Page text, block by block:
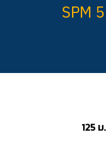
SPM
125